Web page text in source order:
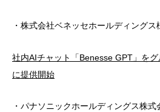
・株式会社ベネッセホールディングス
社内AIチャット「Benesse GPT」を
に提供開始
・パナソニックホールディングス株式